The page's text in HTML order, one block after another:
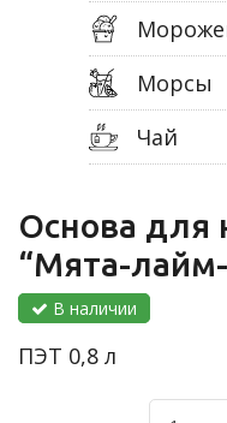
Морсы
Чай
Основа для
“Мята-
В наличии
ПЭТ 0,8 л